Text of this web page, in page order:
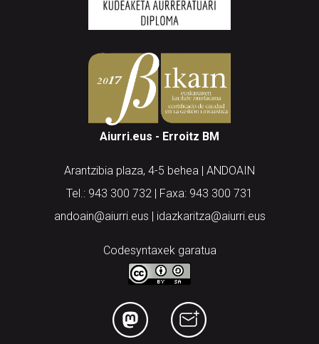
Aiurri.eus - Erroitz BM
Arantzibia plaza, 4-5 behea | ANDOAIN
Tel.: 943 300 732 | Faxa: 943 300 731
andoain@aiurri.eus | idazkaritza@aiurri.eus
Codesyntaxek garatua